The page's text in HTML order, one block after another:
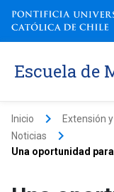
Escuela de
Inicio keyboard_arrow_right Extensión
Noticias keyboard_arrow_right
Una oportunidad